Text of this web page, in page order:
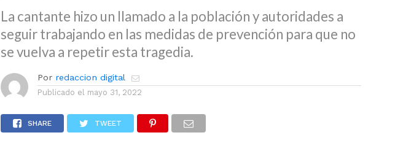
La cantante hizo un llamado a la población y autoridades a
seguir trabajando en las medidas de prevención para que no
se vuelva a repetir esta tragedia.
Por redaccion digital
Publicado el mayo 31, 2022
SHARE TWEET